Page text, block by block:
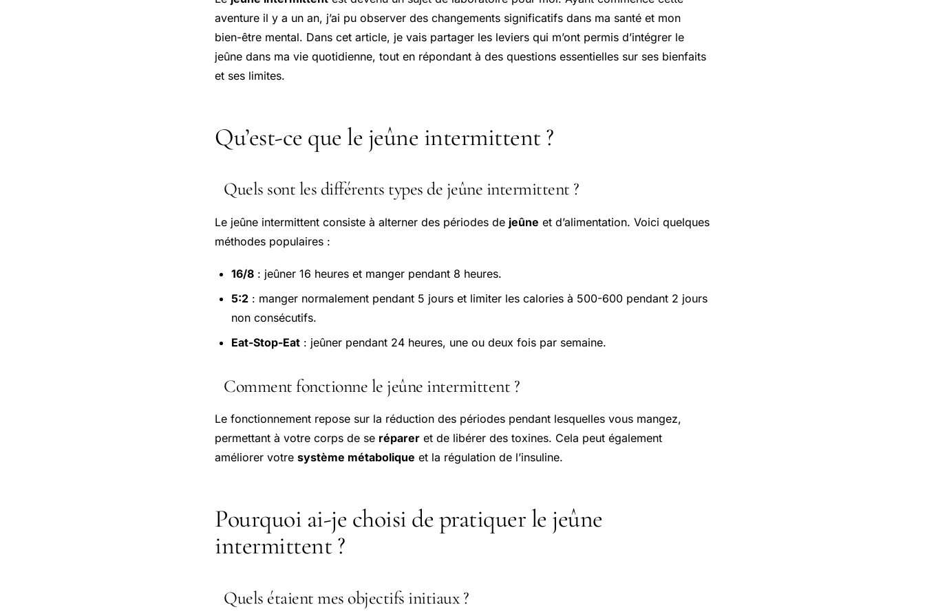
aventure il y a un an, j’ai pu observer des changements significatifs dans ma santé et mon
bien-être mental. Dans cet article, je vais partager les leviers qui m’ont permis d’intégrer le
jeûne dans ma vie quotidienne, tout en répondant à des questions essentielles sur ses bienfaits
et ses limites.
Qu’est-ce que le jeûne intermittent ?
Quels sont les différents types de jeûne intermittent ?
Le jeûne intermittent consiste à alterner des périodes de jeûne et d’alimentation. Voici quelques
méthodes populaires :
16/8 : jeûner 16 heures et manger pendant 8 heures.
5:2 : manger normalement pendant 5 jours et limiter les calories à 500-600 pendant 2 jours
non consécutifs.
Eat-Stop-Eat : jeûner pendant 24 heures, une ou deux fois par semaine.
Comment fonctionne le jeûne intermittent ?
Le fonctionnement repose sur la réduction des périodes pendant lesquelles vous mangez,
permettant à votre corps de se réparer et de libérer des toxines. Cela peut également
améliorer votre système métabolique et la régulation de l’insuline.
Pourquoi ai-je choisi de pratiquer le jeûne
intermittent ?
Quels étaient mes objectifs initiaux ?